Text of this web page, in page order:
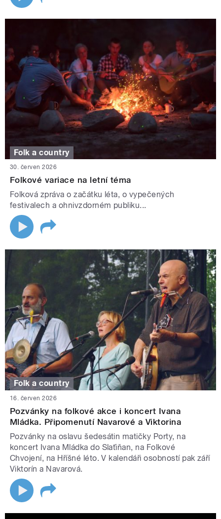
Folk a country
30. červen 2026
Folkové variace na letní téma
Folková zpráva o začátku léta, o vypečených
festivalech a ohnivzdorném publiku...
Folk a country
16. červen 2026
Pozvánky na folkové akce i koncert Ivana
Mládka. Připomenutí Navarové a Viktorina
Pozvánky na oslavu šedesátin matičky Porty, na
koncert Ivana Mládka do Slaťiňan, na Folkové
Chvojení, na Hříšné léto. V kalendáři osobností pak září
Viktorín a Navarová.